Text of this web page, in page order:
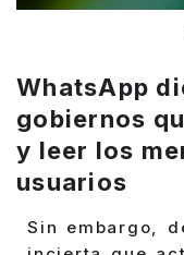
WhatsApp
gobiernos
y leer los
usuarios
Sin embargo,